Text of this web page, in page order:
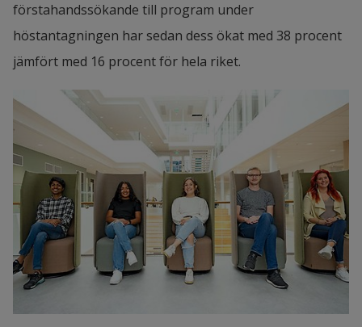
förstahandssökande till program under
höstantagningen har sedan dess ökat med 38 procent
jämfört med 16 procent för hela riket.